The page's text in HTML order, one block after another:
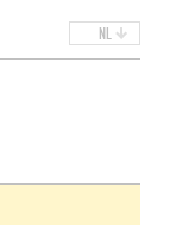
NL